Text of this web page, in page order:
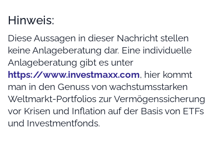
Hinweis:
Diese Aussagen in dieser Nachricht stellen
keine Anlageberatung dar. Eine individuelle
Anlageberatung gibt es unter
https://www.investmaxx.com, hier kommt
man in den Genuss von wachstumsstarken
Weltmarkt-Portfolios zur Vermögenssicherung
vor Krisen und Inflation auf der Basis von ETFs
und Investmentfonds.